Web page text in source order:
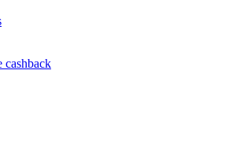
cashback